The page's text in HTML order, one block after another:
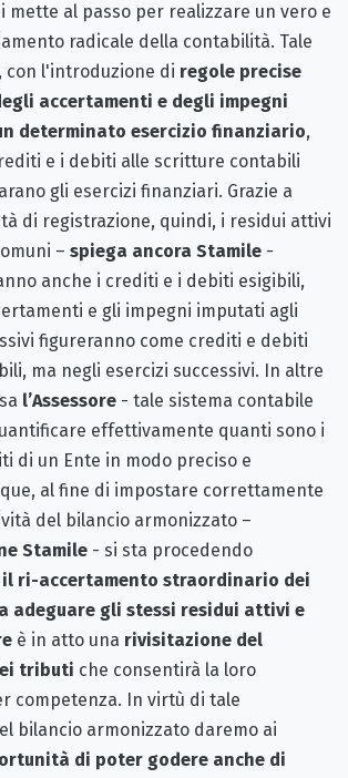
mette al passo per realizzare un vero e
radicale della contabilità. Tale
con l'introduzione di regole precise
accertamenti e degli impegni
determinato esercizio finanziario,
e i debiti alle scritture contabili
gli esercizi finanziari. Grazie a
di registrazione, quindi, i residui attivi
– spiega ancora Stamile -
anche i crediti e i debiti esigibili,
e gli impegni imputati agli
figureranno come crediti e debiti
ma negli esercizi successivi. In altre
l’Assessore - tale sistema contabile
effettivamente quanti sono i
di un Ente in modo preciso e
al fine di impostare correttamente
del bilancio armonizzato –
Stamile - si sta procedendo
ri-accertamento straordinario dei
adeguare gli stessi residui attivi e
è in atto una rivisitazione del
tributi che consentirà la loro
competenza. In virtù di tale
bilancio armonizzato daremo ai
di poter godere anche di